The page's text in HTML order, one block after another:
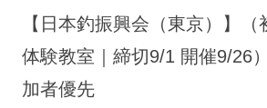
【日本釣振興会（東京）】（
体験教室｜締切9/1 開催9/26
加者優先